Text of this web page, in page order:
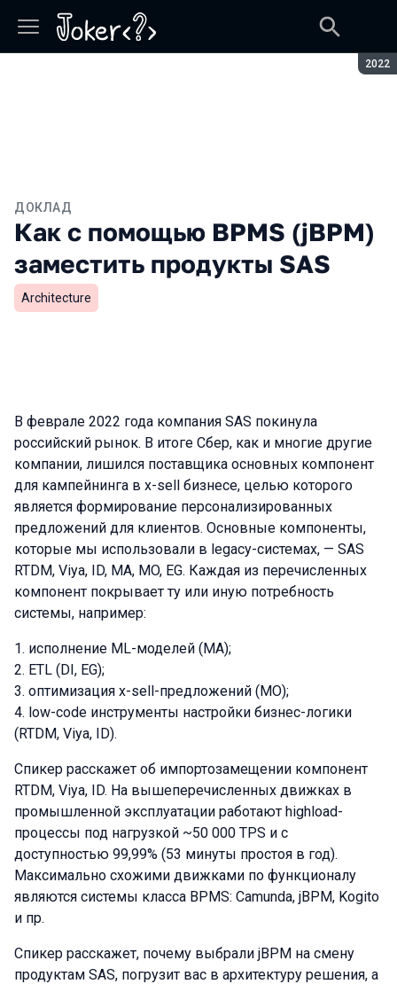
2022
ДОКЛАД
Как с помощью BPMS (jBPM)
заместить продукты SAS
Architecture
В феврале 2022 года компания SAS покинула
российский рынок. В итоге Сбер, как и многие другие
компании, лишился поставщика основных компонент
для кампейнинга в x-sell бизнесе, целью которого
является формирование персонализированных
предложений для клиентов. Основные компоненты,
которые мы использовали в legacy-системах, — SAS
RTDM, Viya, ID, MA, MO, EG. Каждая из перечисленных
компонент покрывает ту или иную потребность
системы, например:
исполнение ML-моделей (MA);
ETL (DI, EG);
оптимизация x-sell-предложений (MO);
low-code инструменты настройки бизнес-логики
(RTDM, Viya, ID).
Спикер расскажет об импортозамещении компонент
RTDM, Viya, ID. На вышеперечисленных движках в
промышленной эксплуатации работают highload-
процессы под нагрузкой ~50 000 TPS и с
доступностью 99,99% (53 минуты простоя в год).
Максимально схожими движками по функционалу
являются системы класса BPMS: Camunda, jBPM, Kogito
и пр.
Спикер расскажет, почему выбрали jBPM на смену
продуктам SAS, погрузит вас в архитектуру решения, а